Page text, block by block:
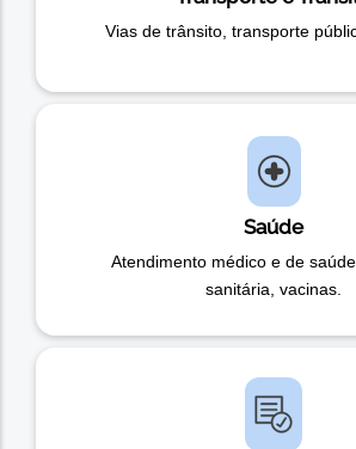
Vias de trânsito, transporte
Saúde
Atendimento médico e de
sanitária, vacinas.